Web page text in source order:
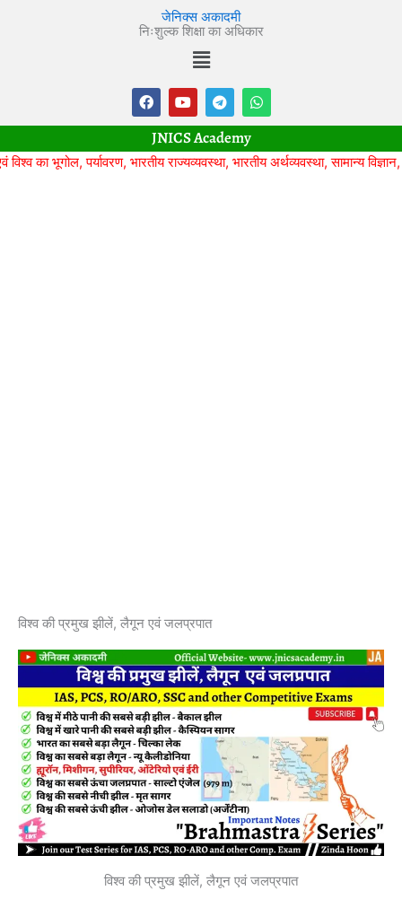
जेनिक्स अकादमी
निःशुल्क शिक्षा का अधिकार
Menu
a
c
e
b
o
o
o
u
t
u
b
e
e
l
e
g
r
a
h
a
t
a
p
JNICS Academy
भूगोल, पर्यावरण, भारतीय राज्यव्यवस्था, भारतीय अर्थव्यवस्था, सामान्य
विश्व की प्रमुख झीलें, लैगून एवं जलप्रपात
विश्व की प्रमुख झीलें, लैगून एवं जलप्रपात